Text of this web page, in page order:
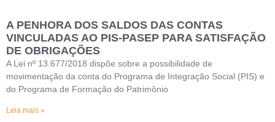
A PENHORA DOS SALDOS DAS CONTAS
VINCULADAS AO PIS-PASEP PARA SATISFAÇÃO
DE OBRIGAÇÕES
A Lei nº 13.677/2018 dispõe sobre a possibilidade de
movimentação da conta do Programa de Integração Social (PIS) e
do Programa de Formação do Patrimônio
Leia mais »